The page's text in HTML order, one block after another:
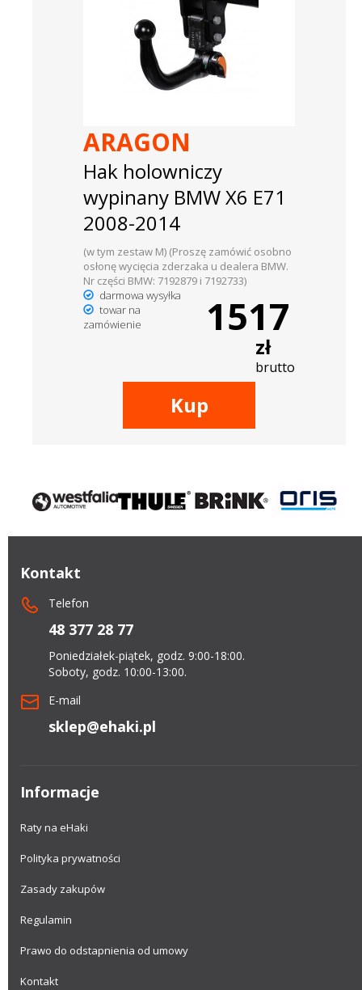
ARAGON
Hak holowniczy
wypinany BMW X6 E71
2008-2014
(w tym zestaw M) (Proszę zamówić osobno
osłonę wycięcia zderzaka u dealera BMW.
Nr części BMW: 7192879 i 7192733)
darmowa wysyłka
towar na
zamówienie
1517
zł
brutto
Kup
Kontakt
Telefon
48 377 28 77
Poniedziałek-piątek, godz. 9:00-18:00.
Soboty, godz. 10:00-13:00.
E-mail
sklep@ehaki.pl
Informacje
Raty na eHaki
Polityka prywatności
Zasady zakupów
Regulamin
Prawo do odstapnienia od umowy
Kontakt